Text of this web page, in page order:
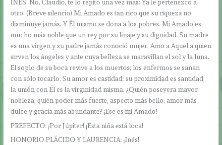
INÉS: No, Claudio, te lo repito una vez más: Ya le pertenezco a
otro. (Breve silencio) Mi Amado es tan rico que su riqueza no
disminuye jamás. Y Él mismo se dona a los pobres. Mi Amado es
mucho más noble que un rey por su linaje y su dignidad. Su madre
es una virgen y su padre jamás conoció mujer. Amo a Aquel a quien
sirven los ángeles y ante cuya belleza se maravillan el sol y la luna.
El soplo de su boca revive a los muertos; los enfermos se sanan
con sólo tocarlo. Su amor es castidad; su proximidad es santidad;
la unión con Él es la virginidad misma. ¿Quién poseyera mayor
nobleza; quién poder más fuerte, aspecto más bello, amor más
dulce y gracia más abundante? ¡Ese es mi Amado!
PREFECTO: ¡Por Júpiter! ¡Esta niña está loca!
HONORIO PLÁCIDO Y LAURENCIA: ¡Inés!